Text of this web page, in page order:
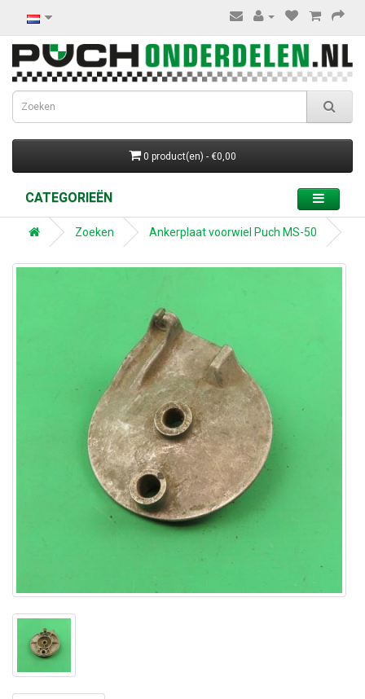
0 product(en) - €0,00
CATEGORIEËN
Zoeken Ankerplaat voorwiel Puch MS-50